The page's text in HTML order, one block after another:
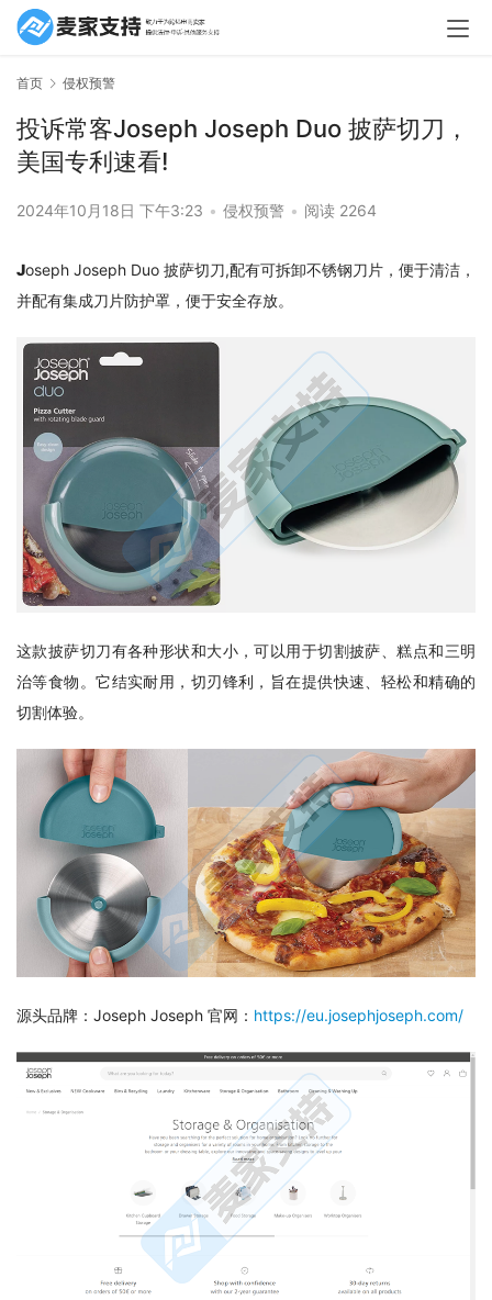
首页 侵权预警
投诉常客Joseph Joseph Duo 披萨切刀，
美国专利速看!
2024年10月18日 下午3:23 • 侵权预警 • 阅读 2264
Joseph Joseph Duo 披萨切刀,配有可拆卸不锈钢刀片，便于清洁，
并配有集成刀片防护罩，便于安全存放。
这款披萨切刀有各种形状和大小，可以用于切割披萨、糕点和三明
治等食物。它结实耐用，切刃锋利，旨在提供快速、轻松和精确的
切割体验。
源头品牌：Joseph Joseph 官网： https://eu.josephjoseph.com/